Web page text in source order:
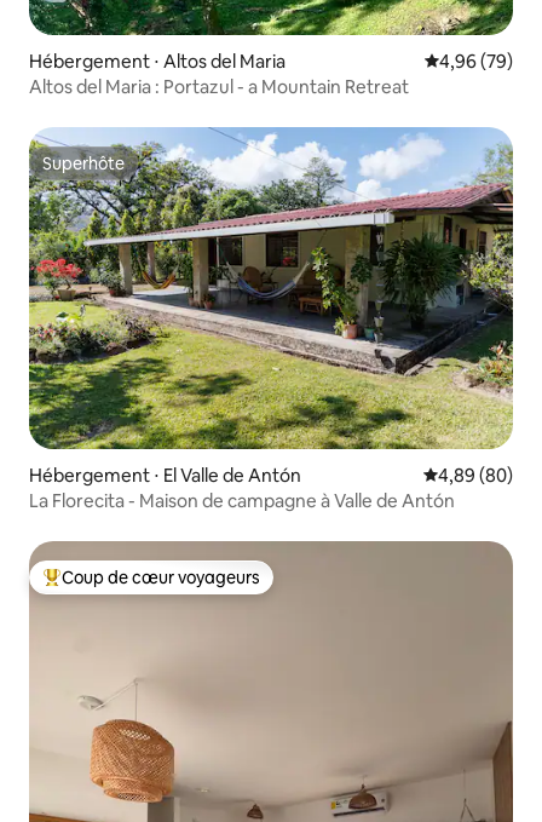
Hébergement ⋅ Altos del Maria Évaluation
4,96 (79)
Altos del Maria : Portazul - a Mountain Retreat
Superhôte
Superhôte
Hébergement ⋅ El Valle de Antón Évaluation
4,89 (80)
La Florecita - Maison de campagne à Valle de Antón
Coups de cœur voyageurs les plus appréciés
Coup de cœur voyageurs